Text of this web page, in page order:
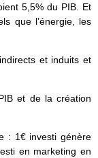
5,5% du PIB. Et
que l’énergie, les
et induits et
et de la création
: 1€ investi génère
en marketing en